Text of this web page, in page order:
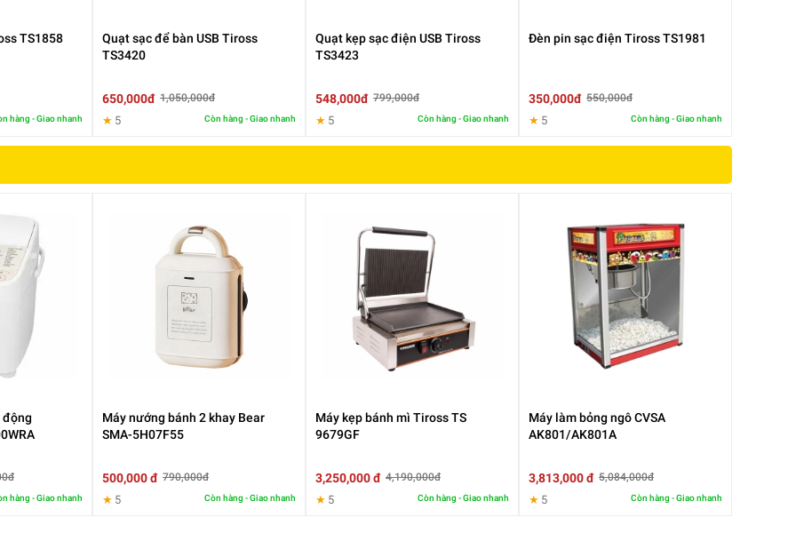
gian.
TS1858
hàng - Giao nhanh
Quạt sạc để bàn USB Tiross
TS3420
650,000đ 1,050,000đ
★ 5 Còn hàng - Giao nhanh
Quạt kẹp sạc điện USB Tiross
TS3423
548,000đ 799,000đ
★ 5 Còn hàng - Giao nhanh
Đèn pin sạc điện Tiross TS1981
350,000đ 550,000đ
★ 5 Còn hàng - Giao nhanh
động
hàng - Giao nhanh
Máy nướng bánh 2 khay Bear
SMA-5H07F55
500,000 đ 790,000đ
★ 5 Còn hàng - Giao nhanh
Máy kẹp bánh mì Tiross TS
9679GF
3,250,000 đ 4,190,000đ
★ 5 Còn hàng - Giao nhanh
Máy làm bỏng ngô CVSA
AK801/AK801A
3,813,000 đ 5,084,000đ
★ 5 Còn hàng - Giao nhanh